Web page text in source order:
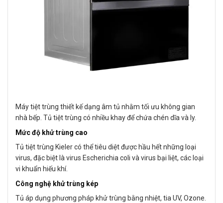
Máy tiệt trùng thiết kế dạng âm tủ nhằm tối ưu không gian
nhà bếp. Tủ tiệt trùng có nhiều khay để chứa chén dĩa và ly.
Mức độ khử trùng cao
Tủ tiệt trùng Kieler có thể tiêu diệt được hầu hết những loại
virus, đặc biệt là virus Escherichia coli và virus bại liệt, các loại
vi khuẩn hiếu khí.
Công nghệ khử trùng kép
Tủ áp dụng phương pháp khử trùng bằng nhiệt, tia UV, Ozone.